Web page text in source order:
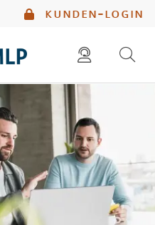
kunden-login
diese website durchsuchen
mlp berater finden